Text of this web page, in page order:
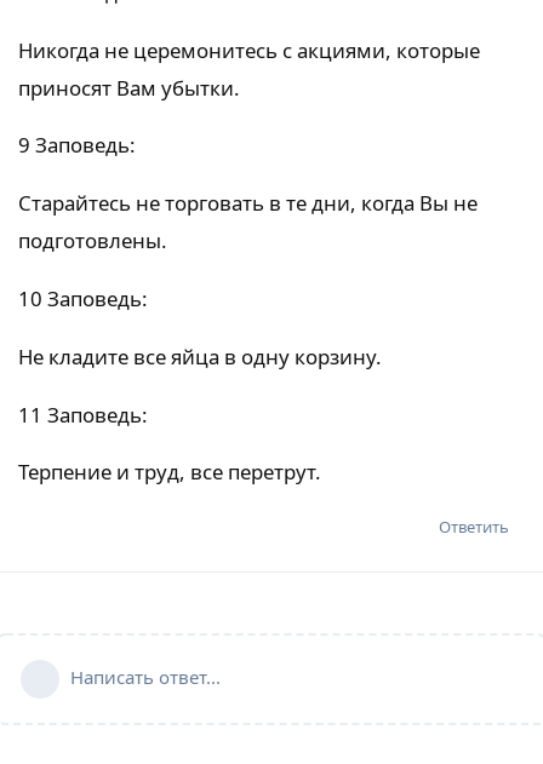
Никогда не церемонитесь с акциями, которые
приносят Вам убытки.
9 Заповедь:
Старайтесь не торговать в те дни, когда Вы не
подготовлены.
10 Заповедь:
Не кладите все яйца в одну корзину.
11 Заповедь:
Терпение и труд, все перетрут.
Ответить
Написать ответ...